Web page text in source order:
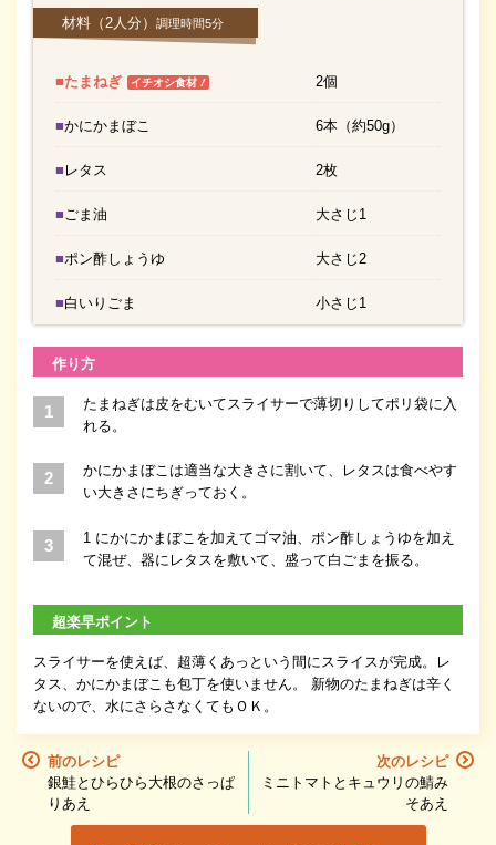
材料 （2人分） 調理時間5分
■たまねぎ イチオシ食材！ 2個
■かにかまぼこ 6本（約50g）
■レタス 2枚
■ごま油 大さじ1
■ポン酢しょうゆ 大さじ2
■白いりごま 小さじ1
作り方
たまねぎは皮をむいてスライサーで薄切りしてポリ袋に入
れる。
かにかまぼこは適当な大きさに割いて、レタスは食べやす
い大きさにちぎっておく。
1 にかにかまぼこを加えてゴマ油、ポン酢しょうゆを加え
て混ぜ、器にレタスを敷いて、盛って白ごまを振る。
超楽早ポイント
スライサーを使えば、超薄くあっという間にスライスが完成。レ
タス、かにかまぼこも包丁を使いません。 新物のたまねぎは辛く
ないので、水にさらさなくてもＯＫ。
前のレシピ
銀鮭とひらひら大根のさっぱ
りあえ
次のレシピ
ミニトマトとキュウリの鯖み
そあえ